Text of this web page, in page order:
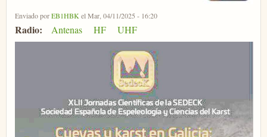
Enviado porEB1HBK el Mar, 04/11/2025 - 16:20
Radio: Antenas HF UHF